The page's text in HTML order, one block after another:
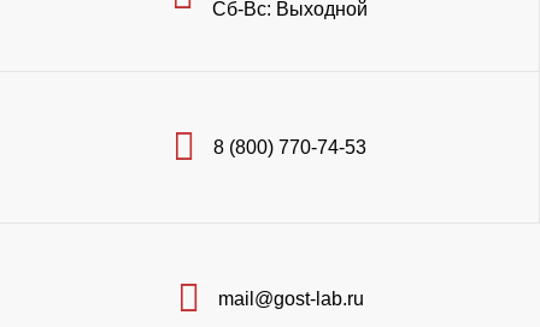
Сб-Вс: Выходной
8 (800) 770-74-53
mail@gost-lab.ru